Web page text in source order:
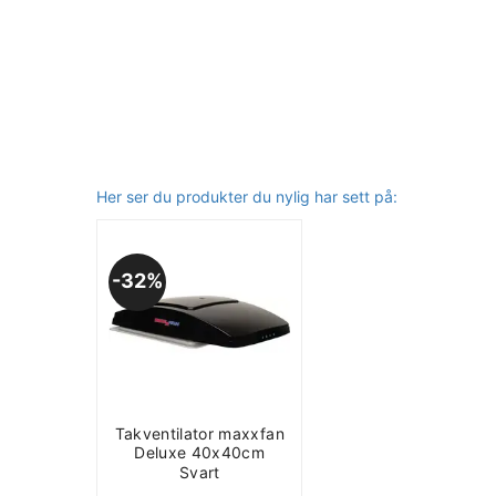
Her ser du produkter du nylig har sett på:
32%
Takventilator maxxfan
Deluxe 40x40cm
Svart